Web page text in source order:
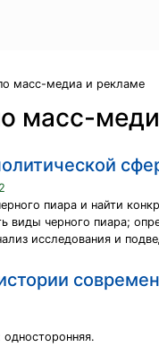
масс-медиа и рекламе
масс-
пиара и найти
виды черного пиара;
исследования и